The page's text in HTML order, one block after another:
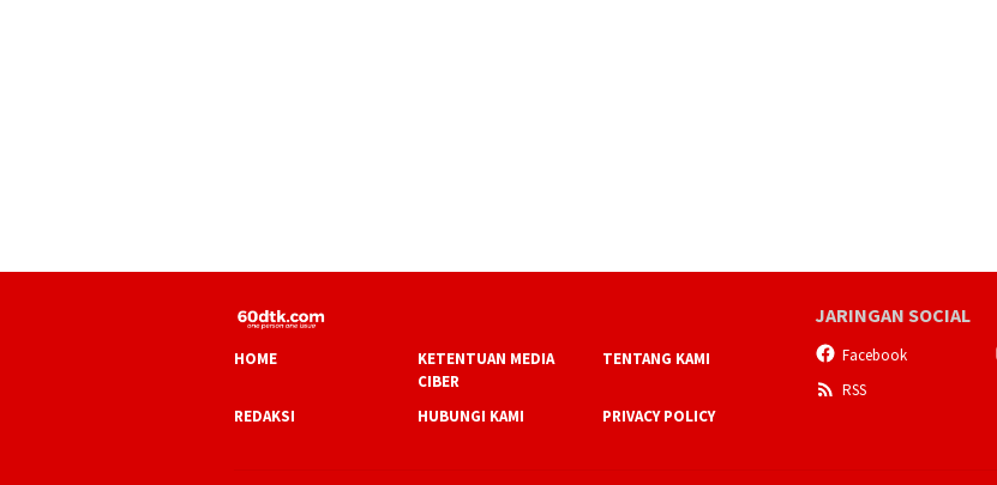
HOME
KETENTUAN MEDIA
CIBER
TENTANG KAMI
REDAKSI HUBUNGI KAMI PRIVACY POLICY
JARINGAN SOCIAL
Facebook
RSS